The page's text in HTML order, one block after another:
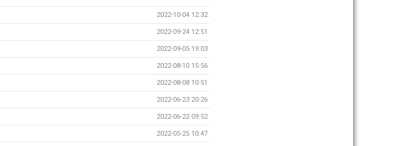
2022-10-04 12:32
2022-09-24 12:51
2022-09-05 19:03
2022-08-10 15:56
2022-08-08 10:51
2022-06-23 20:26
2022-06-22 09:52
2022-05-25 10:47